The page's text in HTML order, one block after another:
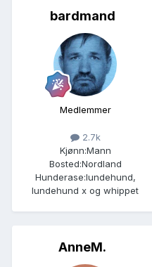
bardmand
Medlemmer
2.7k
Kjønn:Mann
Bosted:Nordland
Hunderase:lundehund,
lundehund x og whippet
AnneM.